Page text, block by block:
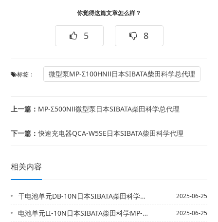
你觉得这篇文章怎么样？
5 8
标签： 微型泵MP-Σ100HNⅡ日本SIBATA柴田科学总代理
上一篇： MP-Σ500NⅡ微型泵日本SIBATA柴田科学总代理
下一篇：快速充电器QCA-W5SE日本SIBATA柴田科学代理
相关内容
干电池单元DB-10N日本SIBATA柴田科学微型泵MP-ΣN/-ΣNII用 2025-06-25
电池单元LI-10N日本SIBATA柴田科学MP-ΣN/-ΣNII系列备件 2025-06-25